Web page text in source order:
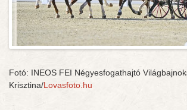
Fotó: INEOS FEI Négyesfogathajtó
Krisztina/Lovasfoto.hu